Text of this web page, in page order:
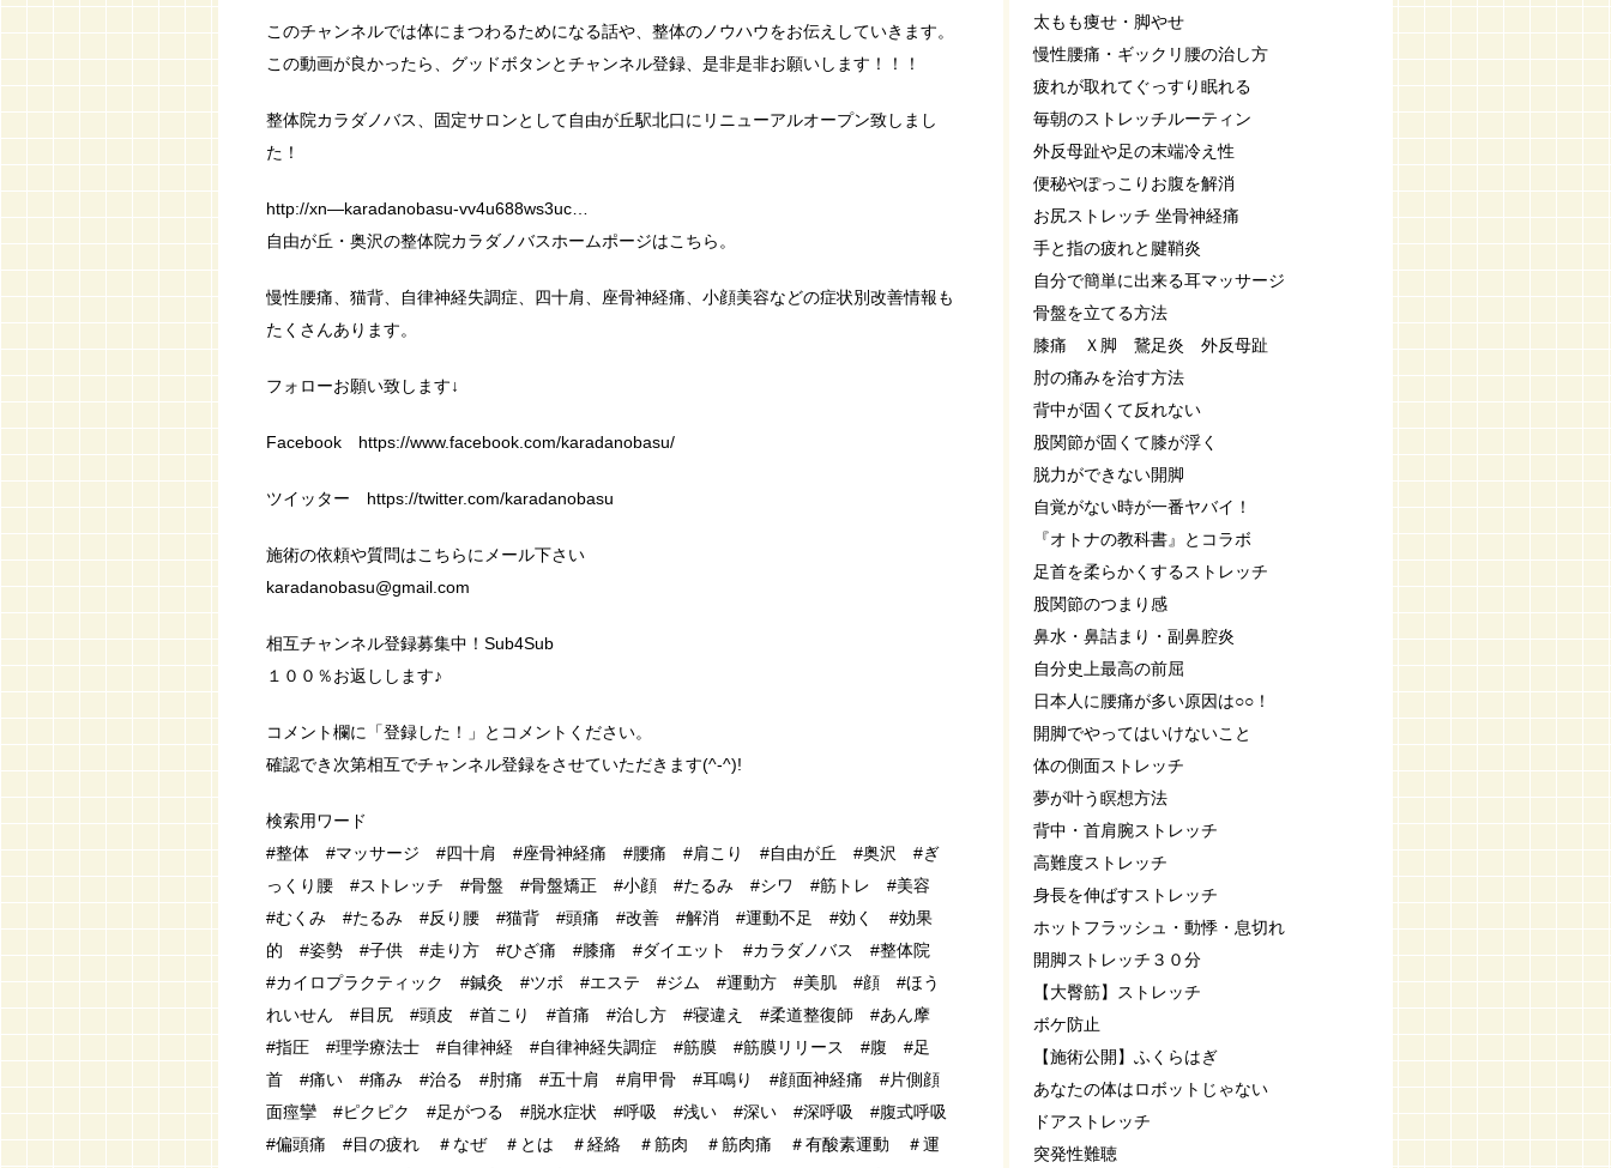
このチャンネルでは体にまつわるためになる話や、整体のノウハウをお伝えしていきます。
この動画が良かったら、グッドボタンとチャンネル登録、是非是非お願いします！！！
整体院カラダノバス、固定サロンとして自由が丘駅北口にリニューアルオープン致しまし
た！
http://xn—karadanobasu-vv4u688ws3uc…
自由が丘・奥沢の整体院カラダノバスホームポージはこちら。
慢性腰痛、猫背、自律神経失調症、四十肩、座骨神経痛、小顔美容などの症状別改善情報も
たくさんあります。
フォローお願い致します↓
Facebook https://www.facebook.com/karadanobasu/
ツイッター https://twitter.com/karadanobasu
施術の依頼や質問はこちらにメール下さい
karadanobasu@gmail.com
相互チャンネル登録募集中！Sub4Sub
１００％お返しします♪
コメント欄に「登録した！」とコメントください。
確認でき次第相互でチャンネル登録をさせていただきます(^-^)!
検索用ワード
#整体 #マッサージ #四十肩 #座骨神経痛 #腰痛 #肩こり #自由が丘 #奥沢 #ぎ
っくり腰 #ストレッチ #骨盤 #骨盤矯正 #小顔 #たるみ #シワ #筋トレ #美容
#むくみ #たるみ #反り腰 #猫背 #頭痛 #改善 #解消 #運動不足 #効く #効果
的 #姿勢 #子供 #走り方 #ひざ痛 #膝痛 #ダイエット #カラダノバス #整体院
#カイロプラクティック #鍼灸 #ツボ #エステ #ジム #運動方 #美肌 #顔 #ほう
れいせん #目尻 #頭皮 #首こり #首痛 #治し方 #寝違え #柔道整復師 #あん摩
#指圧 #理学療法士 #自律神経 #自律神経失調症 #筋膜 #筋膜リリース #腹 #足
首 #痛い #痛み #治る #肘痛 #五十肩 #肩甲骨 #耳鳴り #顔面神経痛 #片側顔
面痙攣 #ピクピク #足がつる #脱水症状 #呼吸 #浅い #深い #深呼吸 #腹式呼吸
#偏頭痛 #目の疲れ ＃なぜ ＃とは ＃経絡 ＃筋肉 ＃筋肉痛 ＃有酸素運動 ＃運
太もも痩せ・脚やせ
慢性腰痛・ギックリ腰の治し方
疲れが取れてぐっすり眠れる
毎朝のストレッチルーティン
外反母趾や足の末端冷え性
便秘やぽっこりお腹を解消
お尻ストレッチ 坐骨神経痛
手と指の疲れと腱鞘炎
自分で簡単に出来る耳マッサージ
骨盤を立てる方法
膝痛 Ｘ脚 鵞足炎 外反母趾
肘の痛みを治す方法
背中が固くて反れない
股関節が固くて膝が浮く
脱力ができない開脚
自覚がない時が一番ヤバイ！
『オトナの教科書』とコラボ
足首を柔らかくするストレッチ
股関節のつまり感
鼻水・鼻詰まり・副鼻腔炎
自分史上最高の前屈
日本人に腰痛が多い原因は○○！
開脚でやってはいけないこと
体の側面ストレッチ
夢が叶う瞑想方法
背中・首肩腕ストレッチ
高難度ストレッチ
身長を伸ばすストレッチ
ホットフラッシュ・動悸・息切れ
開脚ストレッチ３０分
【大臀筋】ストレッチ
ボケ防止
【施術公開】ふくらはぎ
あなたの体はロボットじゃない
ドアストレッチ
突発性難聴